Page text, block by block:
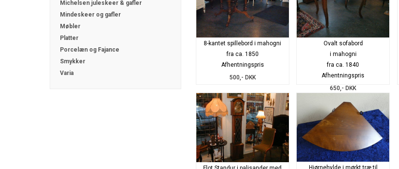
Michelsen juleskeer & gafler
Mindeskeer og gafler
Møbler
Platter
Porcelæn og Fajance
Smykker
Varia
8-kantet spillebord i mahogni
fra ca. 1850
Afhentningspris
500,- DKK
Ovalt sofabord
i mahogni
fra ca. 1840
Afhentningspris
650,- DKK
Hjørnehylde i mørkt træ til